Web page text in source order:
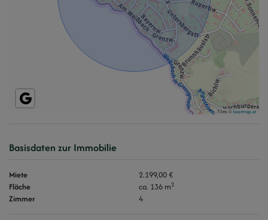
Tiles ©basemap.at
Basisdaten zur Immobilie
Miete
2.199,00 €
Fläche
ca. 136 m2
Zimmer 4